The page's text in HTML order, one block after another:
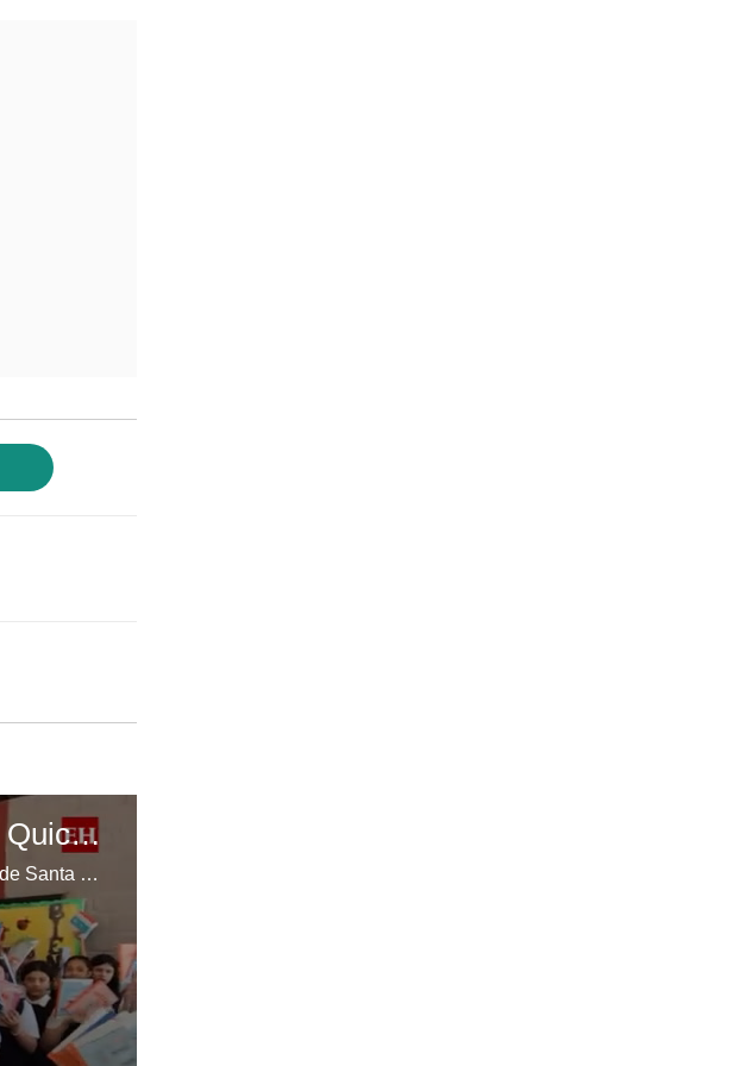
Escuela Enciende una Luz recibe cuadernos Quick, gracias a la Maratón del Saber
Los niños de la escuela Enciende una Luz, ubicada en la colonia Altos de Santa Rosa, al sur de Tegucigalpa, recibieron cuadernos Quick como parte de la Campaña Maratón del Saber.